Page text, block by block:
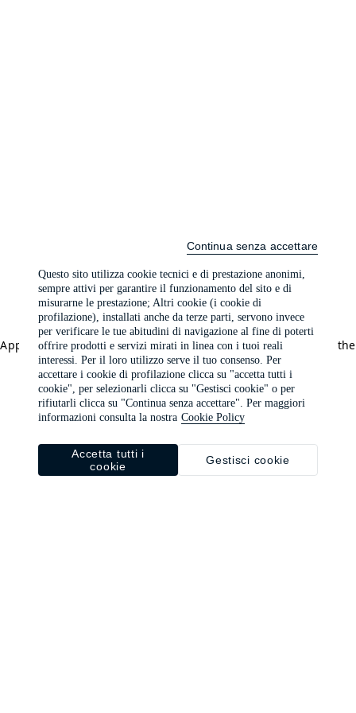
Application error: a client-side exception has occurred (see the
browser console for more information).
Questo sito utilizza cookie tecnici e di prestazione anonimi,
sempre attivi per garantire il funzionamento del sito e di
misurarne le prestazione; Altri cookie (i cookie di
profilazione), installati anche da terze parti, servono invece
per verificare le tue abitudini di navigazione al fine di poterti
offrire prodotti e servizi mirati in linea con i tuoi reali
interessi. Per il loro utilizzo serve il tuo consenso. Per
accettare i cookie di profilazione clicca su "accetta tutti i
cookie", per selezionarli clicca su "Gestisci cookie" o per
rifiutarli clicca su "Continua senza accettare". Per maggiori
informazioni consulta la nostra Cookie Policy
Gestisci cookie
Accetta tutti i
cookie
Continua senza accettare